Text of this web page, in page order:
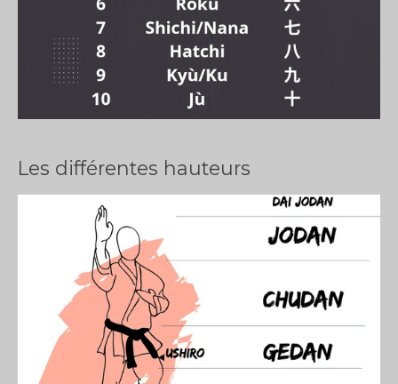
Les différentes hauteurs